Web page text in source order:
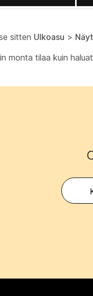
sitten Ulkoasu >
monta tilaa kuin